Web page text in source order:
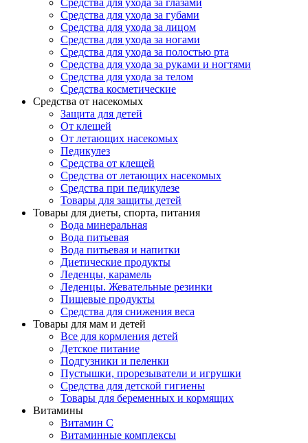
Средства для ухода за глазами
Средства для ухода за губами
Средства для ухода за лицом
Средства для ухода за ногами
Средства для ухода за полостью рта
Средства для ухода за руками и ногтями
Средства для ухода за телом
Средства косметические
Средства от насекомых
Защита для детей
От клещей
От летающих насекомых
Педикулез
Средства от клещей
Средства от летающих насекомых
Средства при педикулезе
Товары для защиты детей
Товары для диеты, спорта, питания
Вода минеральная
Вода питьевая
Вода питьевая и напитки
Диетические продукты
Леденцы, карамель
Леденцы. Жевательные резинки
Пищевые продукты
Средства для снижения веса
Товары для мам и детей
Все для кормления детей
Детское питание
Подгузники и пеленки
Пустышки, прорезыватели и игрушки
Средства для детской гигиены
Товары для беременных и кормящих
Витамины
Витамин С
Витаминные комплексы